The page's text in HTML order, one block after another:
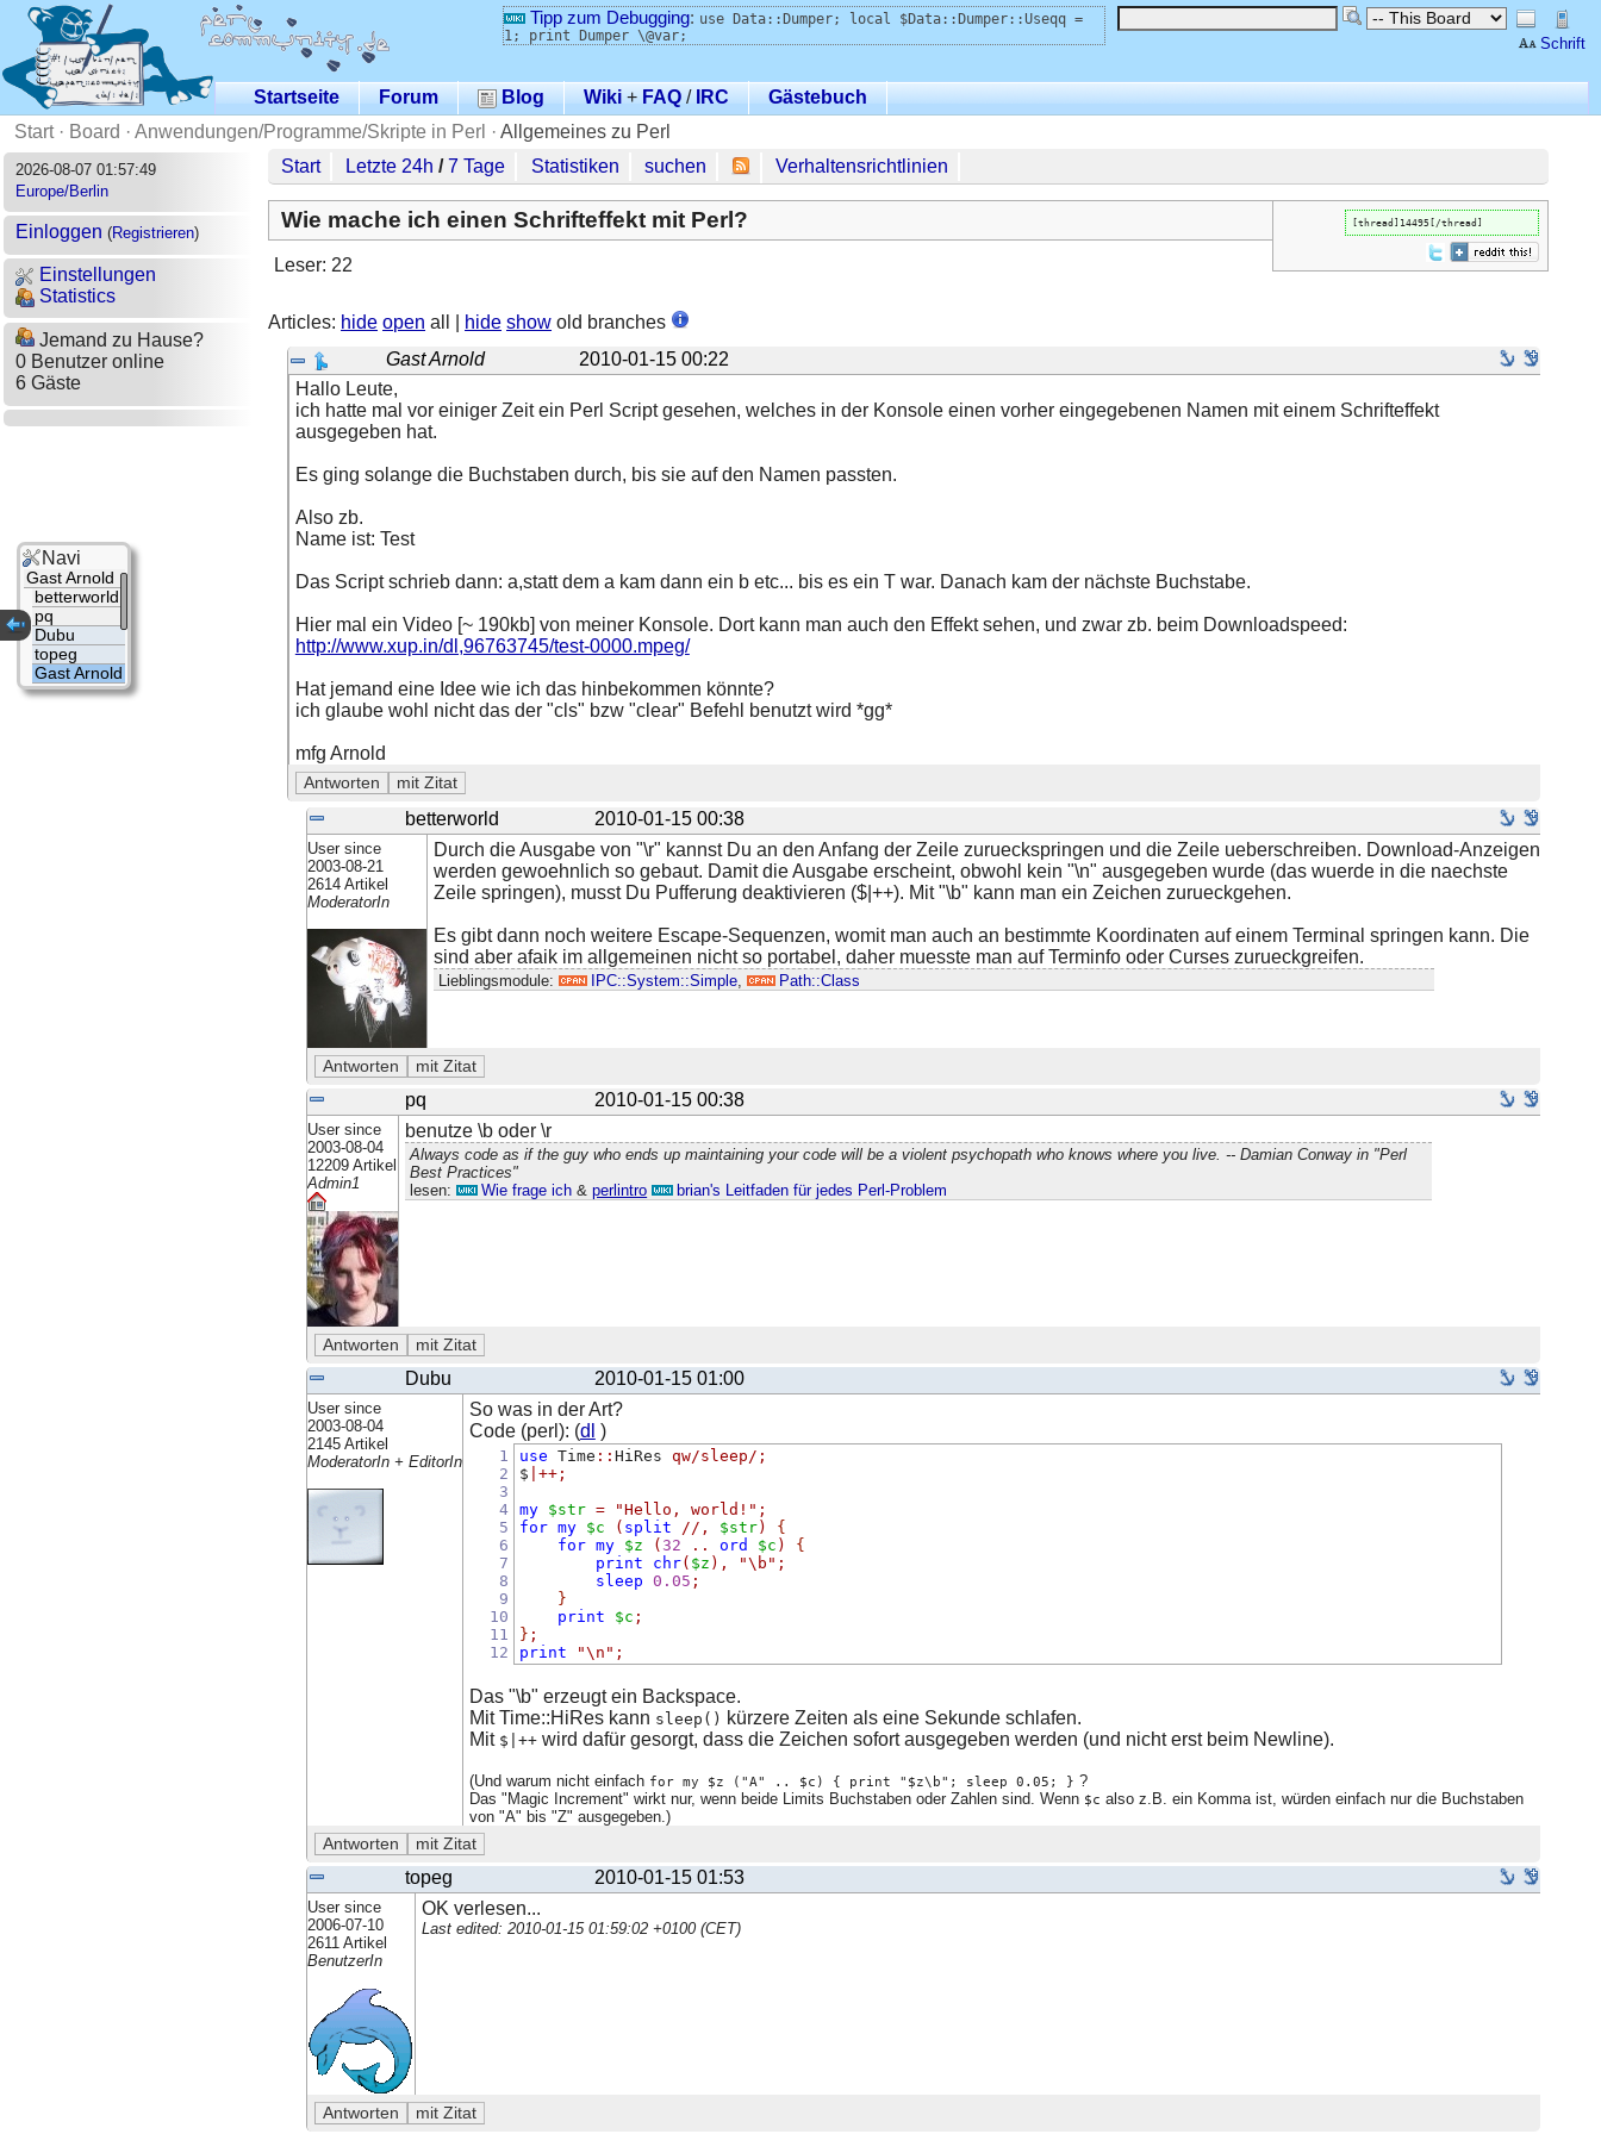
Schrift
Tipp zum Debugging: use Data::Dumper; local $Data::Dumper::Useqq =
1; print Dumper \@var;
Startseite Forum Blog Wiki+ FAQ /IRC
Gästebuch
Start· Board · Anwendungen/Programme/Skripte in Perl · Allgemeines zu Perl
2026-08-07 01:57:49
Europe/Berlin
Einloggen (Registrieren)
Einstellungen
Statistics
Jemand zu Hause?
0 Benutzer online
6 Gäste
Start Letzte 24h /7 Tage Statistiken suchen Verhaltensrichtlinien
[thread]14495[/thread]
Wie mache ich einen Schrifteffekt mit Perl?
Leser: 22
Articles: hide open all | hide show old branches
Gast Arnold
2010-01-15 00:22
Hallo Leute,
ich hatte mal vor einiger Zeit ein Perl Script gesehen, welches in der Konsole einen vorher eingegebenen Namen mit einem Schrifteffekt
ausgegeben hat.
Es ging solange die Buchstaben durch, bis sie auf den Namen passten.
Also zb.
Name ist: Test
Das Script schrieb dann: a,statt dem a kam dann ein b etc... bis es ein T war. Danach kam der nächste Buchstabe.
Hier mal ein Video [~ 190kb] von meiner Konsole. Dort kann man auch den Effekt sehen, und zwar zb. beim Downloadspeed:
http://www.xup.in/dl,96763745/test-0000.mpeg/
Hat jemand eine Idee wie ich das hinbekommen könnte?
ich glaube wohl nicht das der "cls" bzw "clear" Befehl benutzt wird *gg*
mfg Arnold
betterworld 2010-01-15 00:38
User since
2003-08-21
2614 Artikel
ModeratorIn
Durch die Ausgabe von "\r" kannst Du an den Anfang der Zeile zurueckspringen und die Zeile ueberschreiben. Download-Anzeigen
werden gewoehnlich so gebaut. Damit die Ausgabe erscheint, obwohl kein "\n" ausgegeben wurde (das wuerde in die naechste
Zeile springen), musst Du Pufferung deaktivieren ($|++). Mit "\b" kann man ein Zeichen zurueckgehen.
Es gibt dann noch weitere Escape-Sequenzen, womit man auch an bestimmte Koordinaten auf einem Terminal springen kann. Die
sind aber afaik im allgemeinen nicht so portabel, daher muesste man auf Terminfo oder Curses zurueckgreifen.
Lieblingsmodule: IPC::System::Simple, Path::Class
pq 2010-01-15 00:38
User since
2003-08-04
12209 Artikel
Admin1
benutze \b oder \r
Always code as if the guy who ends up maintaining your code will be a violent psychopath who knows where you live. -- Damian Conway in "Perl
Best Practices"
lesen:
Wie frage ich &perlintro brian's Leitfaden für jedes Perl-Problem
Dubu 2010-01-15 01:00
User since
2003-08-04
2145 Artikel
ModeratorIn + EditorIn
So was in der Art?
Code (perl): (dl )
1
2
3
4
5
6
7
8
9
10
11
12
use Time :: HiRes qw/sleep/ ;
$ |++;
my
$str = "Hello, world!" ;
for my $c ( split // , $str)
{
for my $z (32 .. ord $c )
{
print
chr( $z ), "\b" ;
sleep 0.05 ;
}
print
$c ;
} ;
print
"\n" ;
Das "\b" erzeugt ein Backspace.
Mit Time::HiRes kann sleep() kürzere Zeiten als eine Sekunde schlafen.
Mit $|++wird dafür gesorgt, dass die Zeichen sofort ausgegeben werden (und nicht erst beim Newline).
(Und warum nicht einfach for my $z ("A" .. $c) { print "$z\b"; sleep 0.05; } ?
Das "Magic Increment" wirkt nur, wenn beide Limits Buchstaben oder Zahlen sind. Wenn $c also z.B. ein Komma ist, würden einfach nur die Buchstaben
von "A" bis "Z" ausgegeben.)
topeg 2010-01-15 01:53
User since
2006-07-10
2611 Artikel
BenutzerIn
OK verlesen...
Last edited: 2010-01-15 01:59:02 +0100 (CET)
Navi
Gast Arnold
betterworld
pq
Dubu
topeg
Gast Arnold